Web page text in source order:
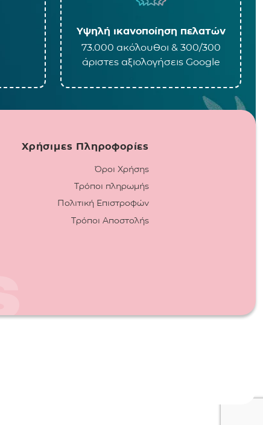
Υψηλή ικανοποίηση πελατών
73.000 ακόλουθοι & 300/300
άριστες αξιολογήσεις Google
Χρήσιμες Πληροφορίες
Όροι Χρήσης
Τρόποι πληρωμής
Πολιτική Επιστροφών
Τρόποι Αποστολής